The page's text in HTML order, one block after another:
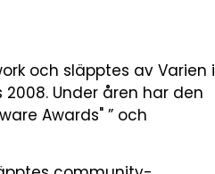
och släpptes av Varien i
Under åren har den
Awards" ” och